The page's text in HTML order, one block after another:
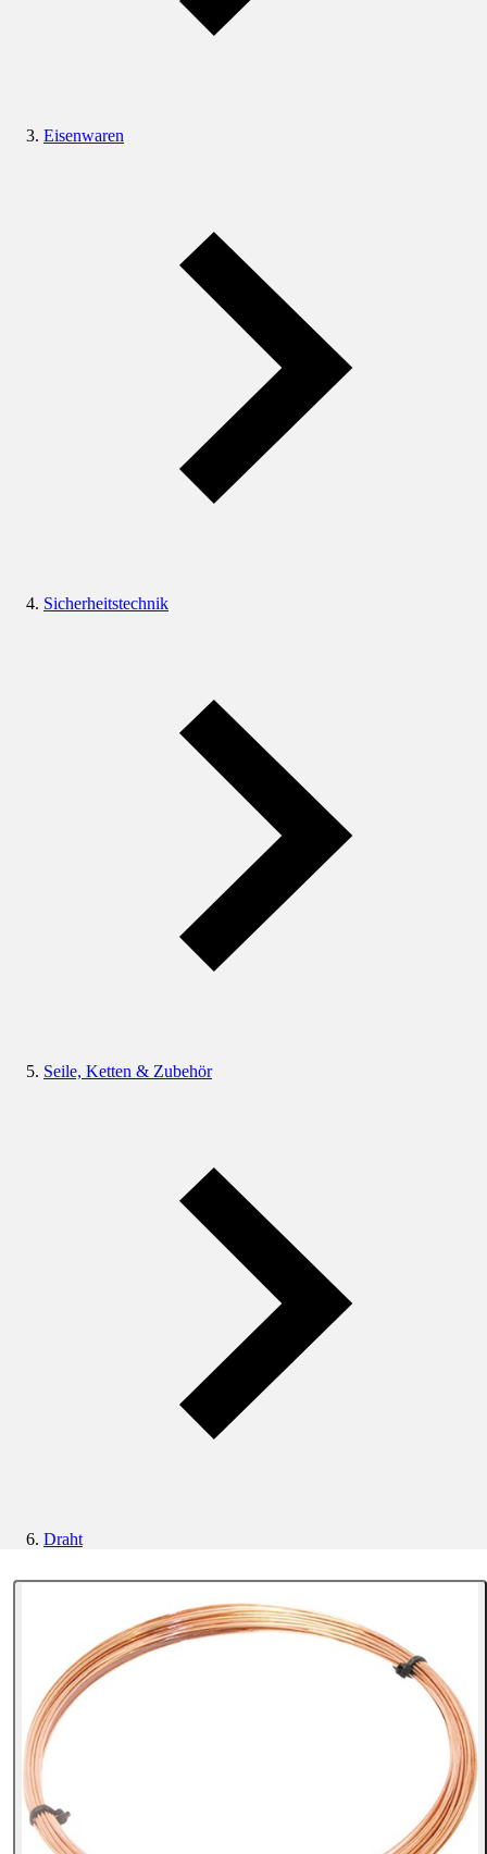
Eisenwaren
Sicherheitstechnik
Seile, Ketten & Zubehör
Draht